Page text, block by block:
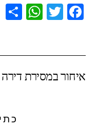
F
e
b
T
er
W
s
Aאיחור במסירת